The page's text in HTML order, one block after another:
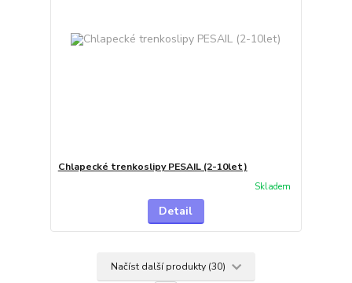
Chlapecké trenkoslipy PESAIL (2-10let)
Skladem
Detail
Načíst další produkty (30)